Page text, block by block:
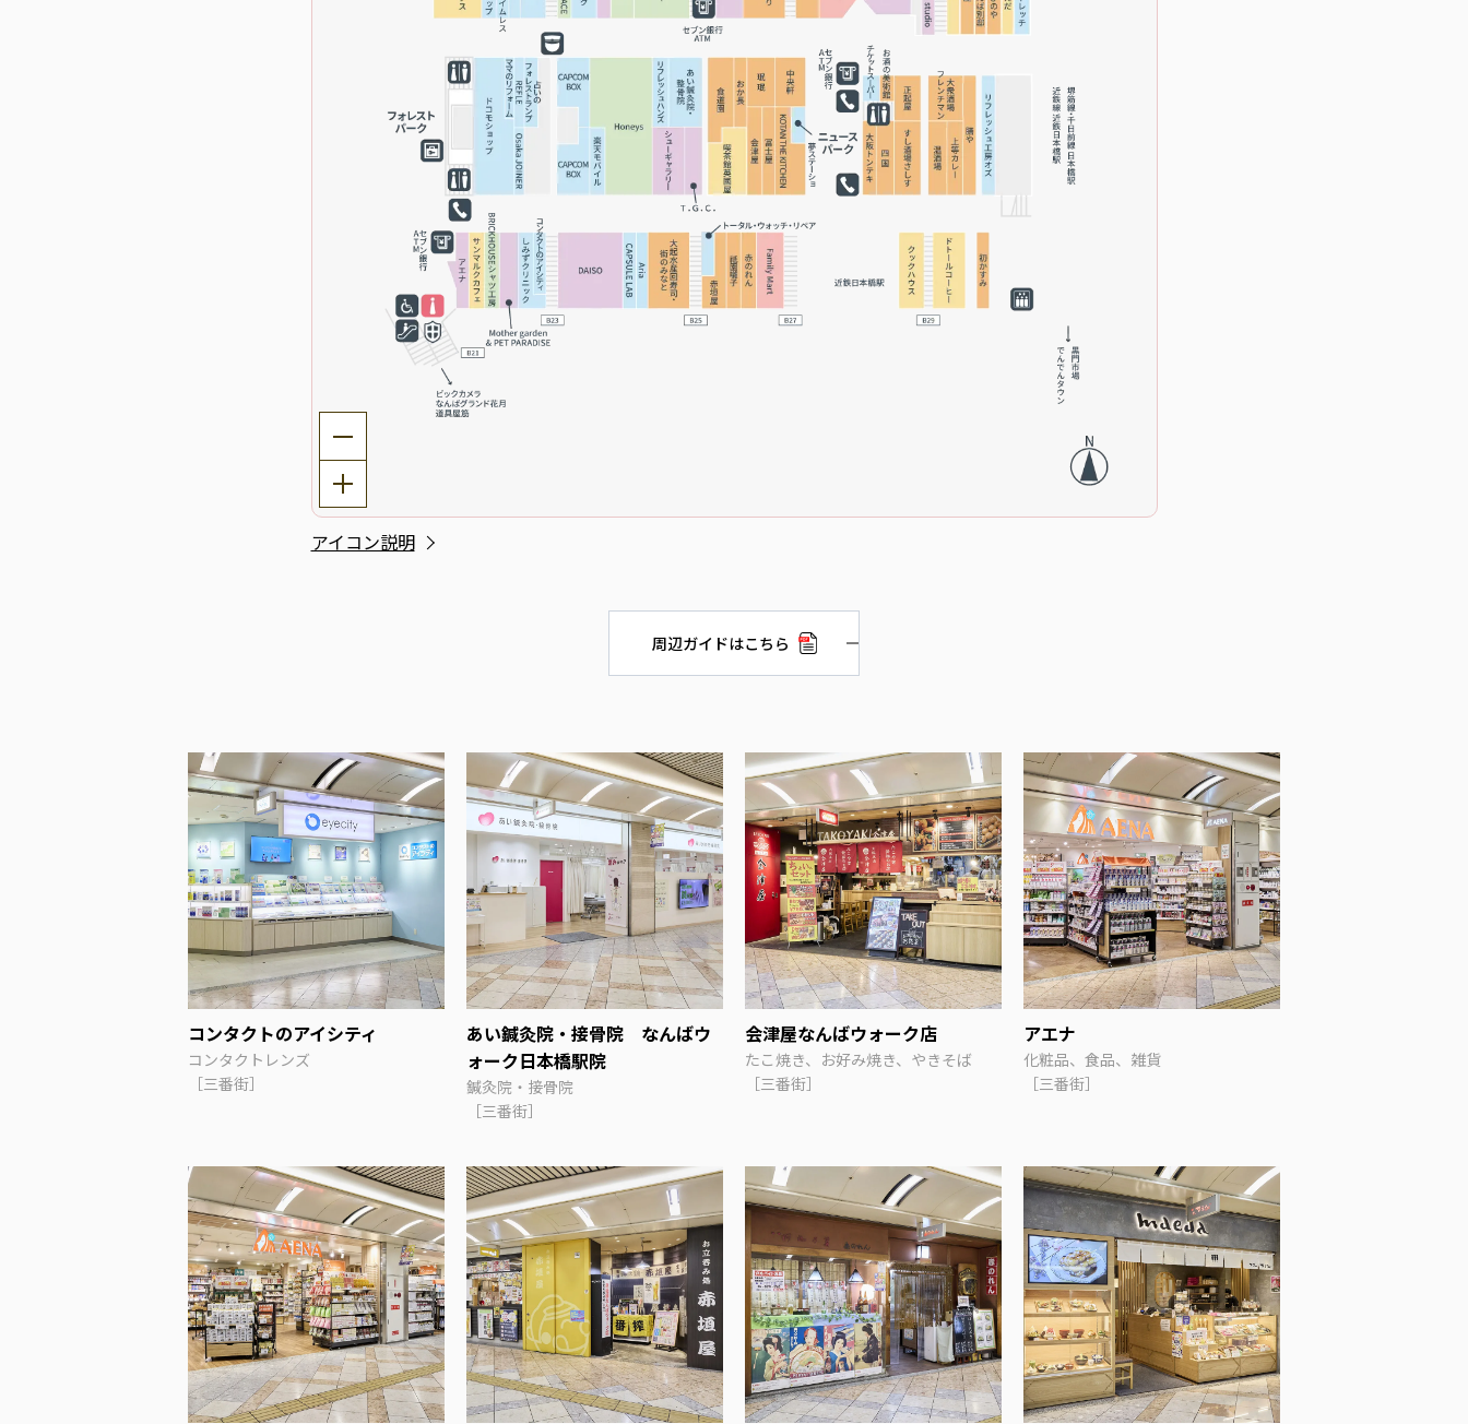
アイコン説明
周辺ガイドはこちら
コンタクトのアイシティ
コンタクトレンズ
［三番街］
あい鍼灸院・接骨院 なんばウ
ォーク日本橋駅院
鍼灸院・接骨院
［三番街］
会津屋なんばウォーク店
たこ焼き、お好み焼き、やきそば
［三番街］
アエナ
化粧品、食品、雑貨
［三番街］